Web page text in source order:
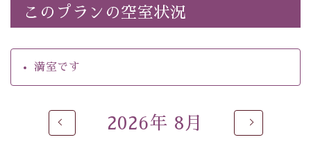
いう昔の暦による料理表現）
・朝食はこだわりの味噌汁をはじめとした和定食
【温泉】
るご入浴をお愉しみください。
■お座敷風呂（大浴場）
このプランの空室状況
満室です
2026年 8月